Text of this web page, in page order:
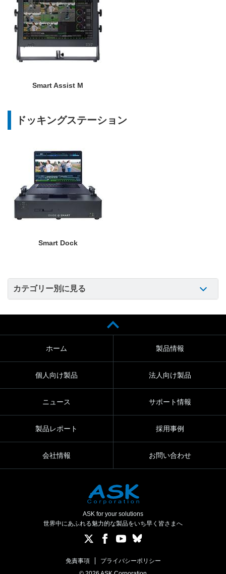
Smart Assist M
ドッキングステーション
Smart Dock
カテゴリー別に見る
ホーム 製品情報
個人向け製品 法人向け製品
ニュース サポート情報
製品レポート 採用事例
会社情報 お問い合わせ
ASK for your solutions
世界中にあふれる魅力的な製品をいち早く皆さまへ
免責事項
プライバシーポリシー